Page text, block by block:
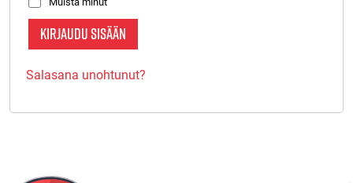
KIRJAUDU SISÄÄN
Salasana unohtunut?